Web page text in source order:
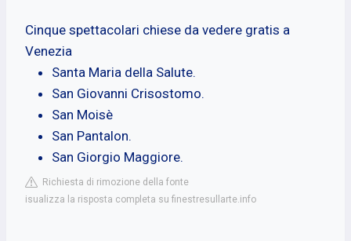
Cinque spettacolari chiese da vedere gratis a
Venezia
Santa Maria della Salute.
San Giovanni Crisostomo.
San Moisè
San Pantalon.
San Giorgio Maggiore.
Richiesta di rimozione della fonte
isualizza la risposta completa su finestresullarte.info